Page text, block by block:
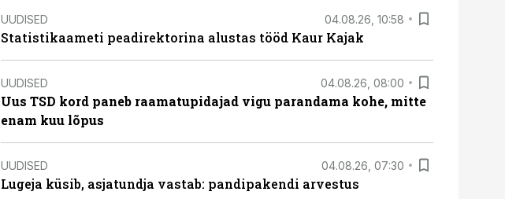
UUDISED 04.08.26, 10:58
Statistikaameti peadirektorina alustas tööd Kaur Kajak
UUDISED 04.08.26, 08:00
Uus TSD kord paneb raamatupidajad vigu parandama kohe, mitte
enam kuu lõpus
UUDISED 04.08.26, 07:30
Lugeja küsib, asjatundja vastab: pandipakendi arvestus